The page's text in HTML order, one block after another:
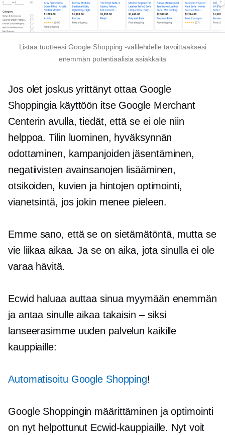
Listaa tuotteesi Google Shopping -välilehdelle tavoittaaksesi
enemmän potentiaalisia asiakkaita
Jos olet joskus yrittänyt ottaa Google
Shoppingia käyttöön itse Google Merchant
Centerin avulla, tiedät, että se ei ole niin
helppoa. Tilin luominen, hyväksynnän
odottaminen, kampanjoiden jäsentäminen,
negatiivisten avainsanojen lisääminen,
otsikoiden, kuvien ja hintojen optimointi,
vianetsintä, jos jokin menee pieleen.
Emme sano, että se on sietämätöntä, mutta se
vie liikaa aikaa. Ja se on aika, jota sinulla ei ole
varaa hävitä.
Ecwid haluaa auttaa sinua myymään enemmän
ja antaa sinulle aikaa takaisin – siksi
lanseerasimme uuden palvelun kaikille
kauppiaille:
Automatisoitu Google Shopping!
Google Shoppingin määrittäminen ja optimointi
on nyt helpottunut Ecwid-kauppiaille. Nyt voit